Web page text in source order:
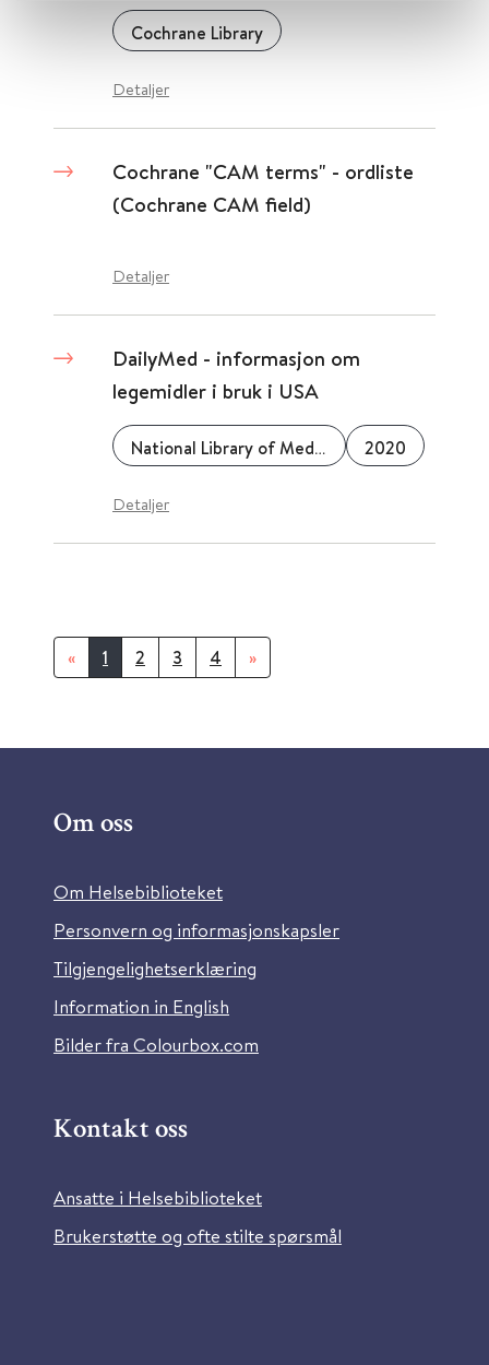
Cochrane Library
Detaljer
Cochrane "CAM terms" - ordliste
(Cochrane CAM field)
Detaljer
DailyMed - informasjon om
legemidler i bruk i USA
National Library of Medicine (NLM) 2020
Detaljer
« 1 2 3 4 »
Om oss
Om Helsebiblioteket
Personvern og informasjonskapsler
Tilgjengelighetserklæring
Information in English
Bilder fra Colourbox.com
Kontakt oss
Ansatte i Helsebiblioteket
Brukerstøtte og ofte stilte spørsmål